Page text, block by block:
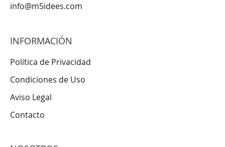
info@m5idees.com
INFORMACIÓN
Política de Privacidad
Condiciones de Uso
Aviso Legal
Contacto